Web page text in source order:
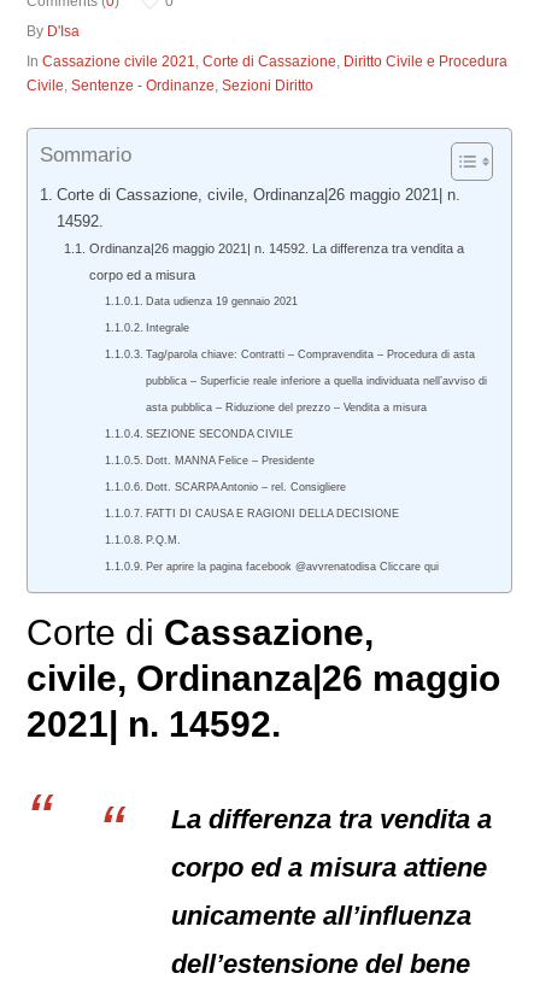
By D'Isa
InCassazione civile 2021,Corte di Cassazione, Diritto Civile e Procedura
Civile,Sentenze - Ordinanze,Sezioni Diritto
Sommario
Corte di Cassazione, civile, Ordinanza|26 maggio 2021| n.
14592.
Ordinanza|26 maggio 2021| n. 14592. La differenza tra vendita a
corpo ed a misura
Data udienza 19 gennaio 2021
Integrale
Tag/parola chiave: Contratti – Compravendita – Procedura di asta
pubblica – Superficie reale inferiore a quella individuata nell’avviso di
asta pubblica – Riduzione del prezzo – Vendita a misura
SEZIONE SECONDA CIVILE
Dott. MANNA Felice – Presidente
Dott. SCARPA Antonio – rel. Consigliere
FATTI DI CAUSA E RAGIONI DELLA DECISIONE
P.Q.M.
Per aprire la pagina facebook @avvrenatodisa Cliccare qui
Corte di Cassazione,
civile, Ordinanza|26 maggio
2021| n. 14592.
La differenza tra vendita a
corpo ed a misura attiene
unicamente all’influenza
dell’estensione del bene